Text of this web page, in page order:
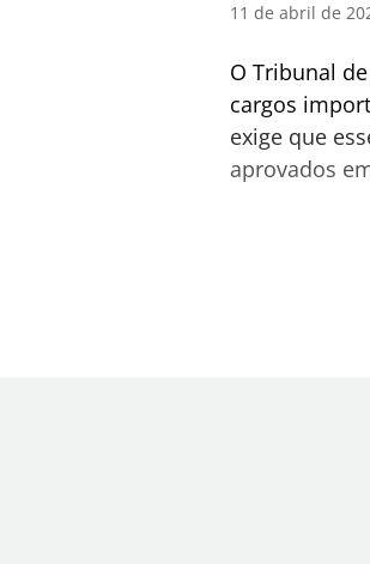
11 de abril de
O Tribunal
cargos
exige que
aprovados